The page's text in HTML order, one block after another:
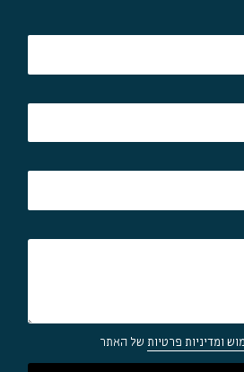
ומדיניות פרטיות של האתר